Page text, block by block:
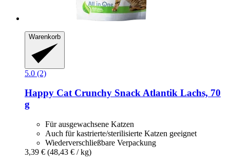
Warenkorb
5.0 (2)
Happy CatCrunchy Snack Atlantik Lachs, 70
g
Für ausgewachsene Katzen
Auch für kastrierte/sterilisierte Katzen geeignet
Wiederverschließbare Verpackung
3,39 € (48,43 € / kg)